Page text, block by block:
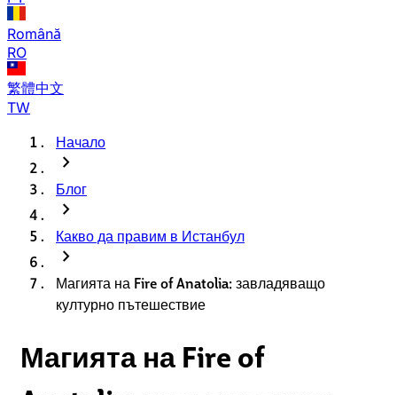
Română
RO
繁體中文
TW
Начало
chevron_right
Блог
chevron_right
Какво да правим в Истанбул
chevron_right
Магията на Fire of Anatolia: завладяващо
културно пътешествие
Магията на Fire of